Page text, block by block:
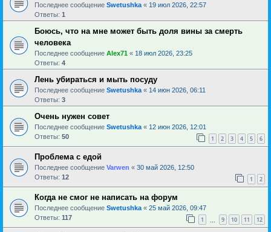
Последнее сообщение Swetushka « 19 июл 2026, 22:57
Ответы: 1
Боюсь, что на мне может быть доля вины за смерть
человека
Последнее сообщение Alex71 « 18 июл 2026, 23:25
Ответы: 4
Лень убираться и мыть посуду
Последнее сообщение Swetushka « 14 июн 2026, 06:11
Ответы: 3
Очень нужен совет
Последнее сообщение Swetushka « 12 июн 2026, 12:01
Ответы: 50 1 2 3 4 5 6
Проблема с едой
Последнее сообщение Varwen « 30 май 2026, 12:50
Ответы: 12 1 2
Когда не смог не написать на форум
Последнее сообщение Swetushka « 25 май 2026, 09:47
Ответы: 117 1 9 10 11 12